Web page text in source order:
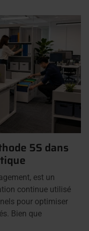
5S dans
est un
continue utilisé
pour optimiser
Bien que